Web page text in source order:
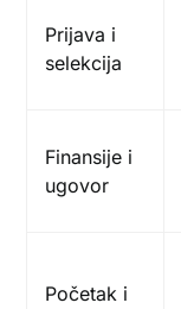
Prijava i
selekcija
Finansije i
ugovor
Početak i